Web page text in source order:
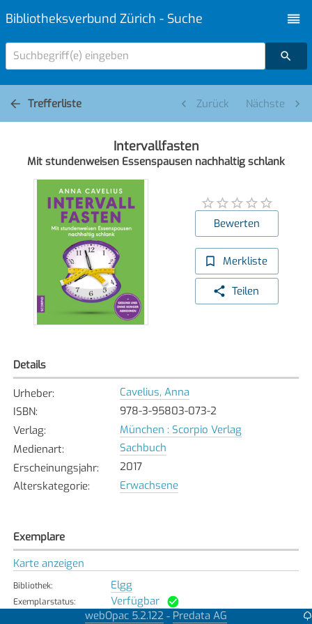
Bibliotheksverbund Zürich - Suche
Suchbegriff(e) eingeben
Trefferliste Zurück Nächste
Intervallfasten
Mit stundenweisen Essenspausen nachhaltig schlank
Bewerten
Merkliste
Teilen
Details
Urheber:
Cavelius, Anna
ISBN:
978-3-95803-073-2
Verlag:
München : Scorpio Verlag
Medienart:
Sachbuch
Erscheinungsjahr:
2017
Alterskategorie: Erwachsene
Exemplare
Karte anzeigen
Bibliothek: Elgg
Exemplarstatus: Verfügbar
webOpac 5.2.122 - Predata AG